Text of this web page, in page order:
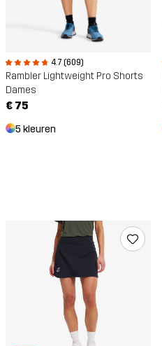
4.7 (609)
Rambler Lightweight Pro Shorts
Dames
€ 75
5 kleuren